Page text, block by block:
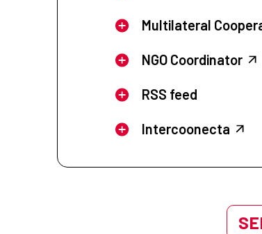
Multilateral
NGO Coordinator
RSS feed
Intercoonecta